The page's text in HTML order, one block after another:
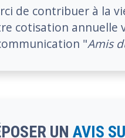
de contribuer à la
cotisation annuelle
"Amis
UN AVIS